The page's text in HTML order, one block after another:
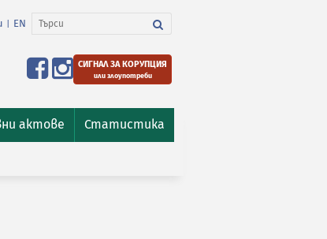
EN
СИГНАЛ ЗА КОРУПЦИЯ
или злоупотреби
актове Статистика